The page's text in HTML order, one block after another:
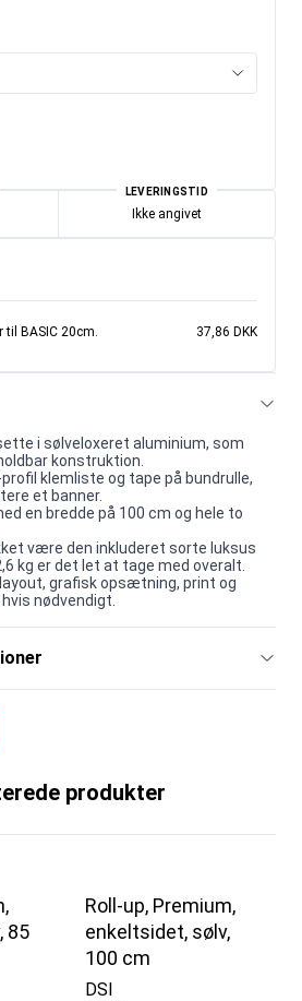
LEVERINGSTID
Ikke angivet
til BASIC 20cm. 37,86 DKK
i sølveloxeret aluminium, som
konstruktion.
klemliste og tape på bundrulle,
et banner.
en bredde på 100 cm og hele to
være den inkluderet sorte luksus
kg er det let at tage med overalt.
grafisk opsætning, print og
nødvendigt.
produkter
85
Roll-up, Premium,
enkeltsidet, sølv,
100 cm
DSI